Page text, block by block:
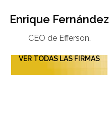
Enrique Fernández
CEO de Efferson.
VER TODAS LAS FIRMAS